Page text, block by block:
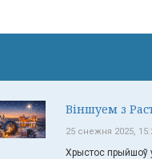
Віншуем з
25 снежня 2025,
Хрыстос прыйшоў